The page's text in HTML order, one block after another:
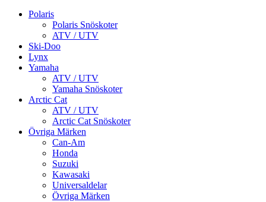
Polaris
Polaris Snöskoter
ATV / UTV
Ski-Doo
Lynx
Yamaha
ATV / UTV
Yamaha Snöskoter
Arctic Cat
ATV / UTV
Arctic Cat Snöskoter
Övriga Märken
Can-Am
Honda
Suzuki
Kawasaki
Universaldelar
Övriga Märken